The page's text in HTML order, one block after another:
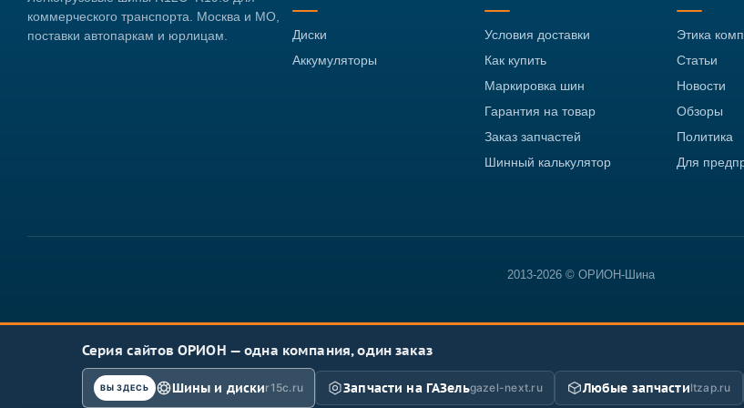
коммерческого транспорта. Москва и МО,
поставки автопаркам и юрлицам.
Диски
Аккумуляторы
Условия доставки
Как купить
Маркировка шин
Гарантия на товар
Заказ запчастей
Шинный калькулятор
Этика
Статьи
Новости
Обзоры
Политика
Для
2013-2026 © ОРИОН-Шина
Серия сайтов ОРИОН — одна компания, один заказ
ВЫ ЗДЕСЬ Шины и дискиr15c.ru Запчасти на ГАЗельgazel-next.ru Любые запчастиltzap.ru